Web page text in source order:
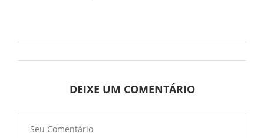
DEIXE UM COMENTÁRIO